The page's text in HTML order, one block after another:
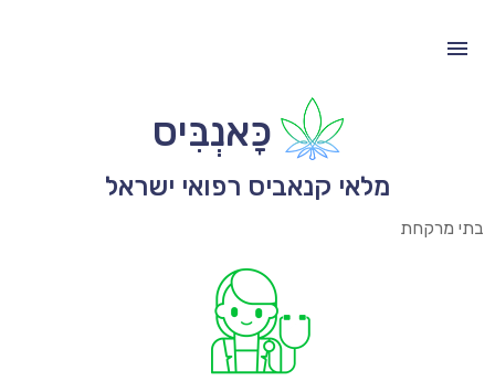
כָּאנְבִּיס
מלאי קנאביס רפואי ישראל
בתי מרקחת